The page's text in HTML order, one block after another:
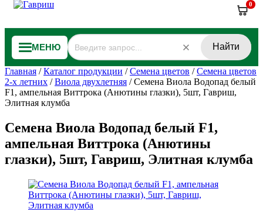
0
МЕНЮ Найти
Главная /Каталог продукции /Семена цветов /Семена цветов
2-х летних /Виола двухлетняя /Семена Виола Водопад белый
F1, ампельная Виттрока (Анютины глазки), 5шт, Гавриш,
Элитная клумба
Семена Виола Водопад белый F1,
ампельная Виттрока (Анютины
глазки), 5шт, Гавриш, Элитная клумба